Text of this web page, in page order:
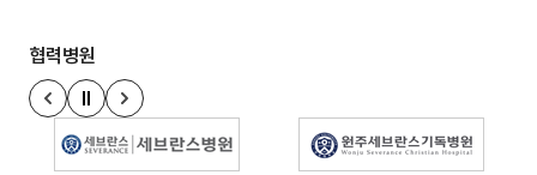
협력병원
이전 슬라이드
정지
다음 슬라이드